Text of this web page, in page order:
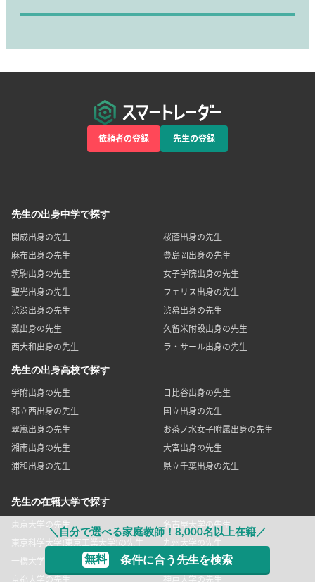
＼自分で選べる家庭教師！8,000名以上在籍／
無料 条件に合う先生を検索
依頼者の登録 先生の登録
先生の出身中学で探す
開成出身の先生
桜蔭出身の先生
麻布出身の先生
豊島岡出身の先生
筑駒出身の先生
女子学院出身の先生
聖光出身の先生
フェリス出身の先生
渋渋出身の先生
渋幕出身の先生
灘出身の先生
久留米附設出身の先生
西大和出身の先生
ラ・サール出身の先生
先生の出身高校で探す
学附出身の先生
日比谷出身の先生
都立西出身の先生
国立出身の先生
翠嵐出身の先生
お茶ノ水女子附属出身の先生
湘南出身の先生
大宮出身の先生
浦和出身の先生
県立千葉出身の先生
先生の在籍大学で探す
東京大学の先生
名古屋大学の先生
東京科学大学(東京工業大学)の先生
九州大学の先生
一橋大学の先生
筑波大学の先生
京都大学の先生
神戸大学の先生